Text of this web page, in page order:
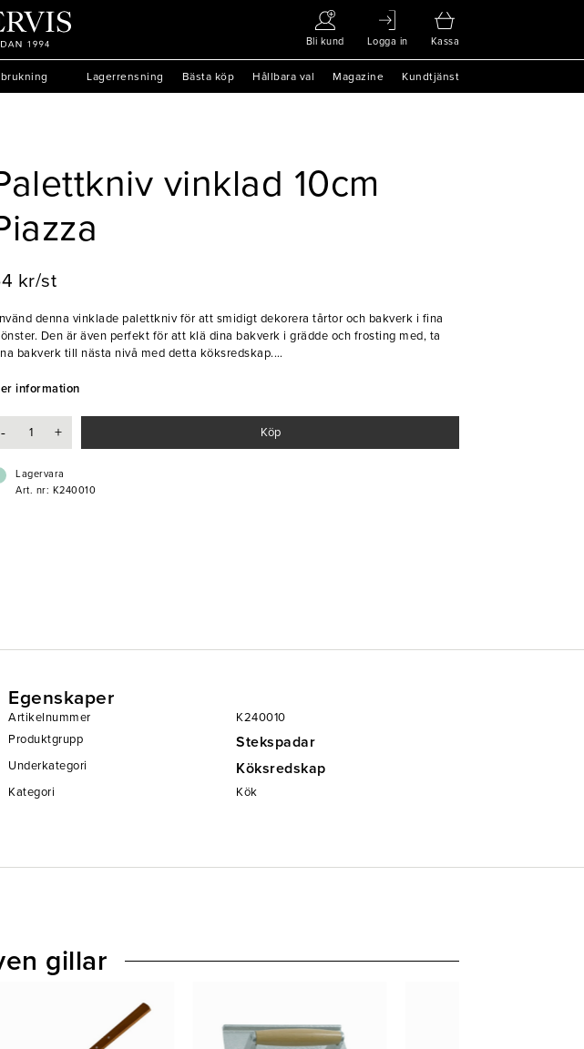
Bli kund Logga in Kassa
Lagerrensning Bästa köp Hållbara val Magazine Kundtjänst
vinklad 10cm
kr/st
denna vinklade palettkniv för att smidigt dekorera tårtor och bakverk i fina
Den är även perfekt för att klä dina bakverk i grädde och frosting med, ta
bakverk till nästa nivå med detta köksredskap.
dekorativa mönster
information
- + Köp
Lagervara
Art. nr: K240010
Egenskaper
Artikelnummer
K240010
Produktgrupp
Stekspadar
Underkategori Köksredskap
Kategori Kök
gillar